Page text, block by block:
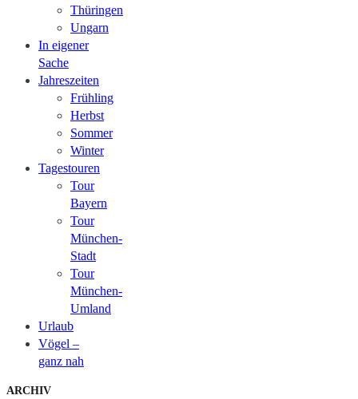
Thüringen
Ungarn
In eigener
Sache
Jahreszeiten
Frühling
Herbst
Sommer
Winter
Tagestouren
Tour
Bayern
Tour
München-
Stadt
Tour
München-
Umland
Urlaub
Vögel –
ganz nah
ARCHIV